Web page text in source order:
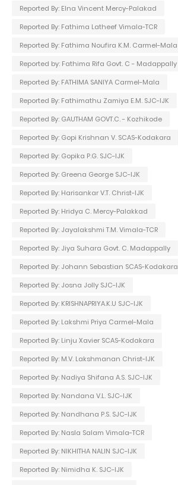
Reported By: Elna Vincent Mercy-Palakad
Reported By: Fathima Latheef Vimala-TCR
Reported By: Fathima Noufira K.M. Carmel-Mala
Reported by: Fathima Rifa Govt. C - Madappally
Reported By: FATHIMA SANIYA Carmel-Mala
Reported By: Fathimathu Zamiya E.M. SJC-IJK
Reported By: GAUTHAM GOVT.C. - Kozhikode
Reported By: Gopi Krishnan V. SCAS-Kodakara
Reported By: Gopika P.G. SJC-IJK
Reported By: Greena George SJC-IJK
Reported By: Harisankar V.T. Christ-IJK
Reported By: Hridya C. Mercy-Palakkad
Reported By: Jayalakshmi T.M. Vimala-TCR
Reported By: Jiya Suhara Govt. C. Madappally
Reported By: Johann Sebastian SCAS-Kodakara
Reported By: Josna Jolly SJC-IJK
Reported By: KRISHNAPRIYA.K.U SJC-IJK
Reported By: Lakshmi Priya Carmel-Mala
Reported By: Linju Xavier SCAS-Kodakara
Reported By: M.V. Lakshmanan Christ-IJK
Reported By: Nadiya Shifana A.S. SJC-IJK
Reported By: Nandana V.L. SJC-IJK
Reported By: Nandhana P.S. SJC-IJK
Reported By: Nasla Salam Vimala-TCR
Reported By: NIKHITHA NALIN SJC-IJK
Reported By: Nimidha K. SJC-IJK